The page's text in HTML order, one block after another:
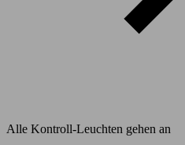
Alle Kontroll-Leuchten gehen an